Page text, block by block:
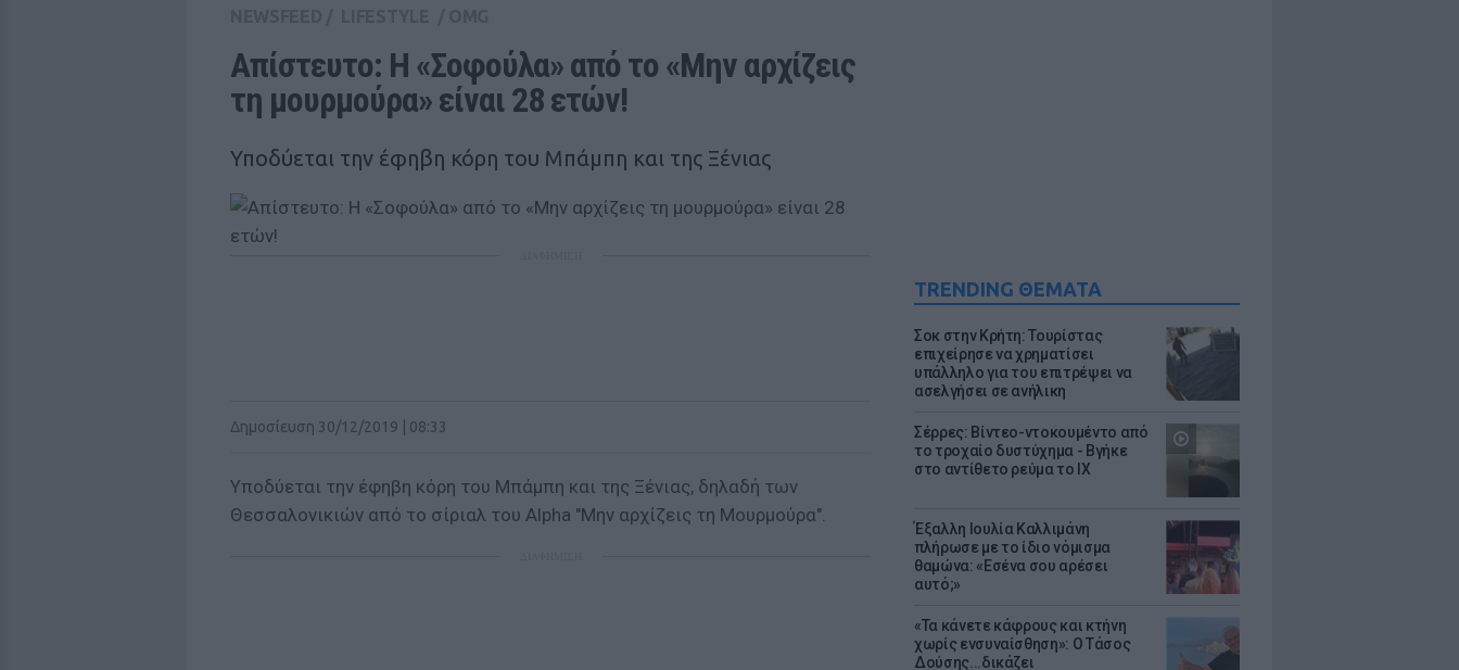
TRENDING ΘΕΜΑΤΑ
Σοκ στην Κρήτη: Τουρίστας
επιχείρησε να χρηματίσει
υπάλληλο για του επιτρέψει να
ασελγήσει σε ανήλικη
Σέρρες: Βίντεο-ντοκουμέντο από
το τροχαίο δυστύχημα - Βγήκε
στο αντίθετο ρεύμα το ΙΧ
Έξαλλη Ιουλία Καλλιμάνη
πλήρωσε με το ίδιο νόμισμα
θαμώνα: «Εσένα σου αρέσει
αυτό;»
«Τα κάνετε κάφρους και κτήνη
χωρίς ενσυναίσθηση»: Ο Τάσος
Δούσης...δικάζει
Απίστευτο: Η «Σοφούλα» από το «Μην αρχίζεις
τη μουρμούρα» είναι 28 ετών!
Υποδύεται την έφηβη κόρη του Μπάμπη και της Ξένιας
Δημοσίευση 30/12/2019 | 08:33
Υποδύεται την έφηβη κόρη του Μπάμπη και της Ξένιας, δηλαδή των
Θεσσαλονικιών από το σίριαλ του Alpha "Μην αρχίζεις τη Μουρμούρα".